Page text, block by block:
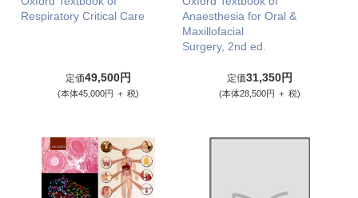
Respiratory Critical Care
定価49,500円
(本体45,000円 ＋ 税)
Anaesthesia for Oral &
Maxillofacial
Surgery, 2nd ed.
定価31,350円
(本体28,500円 ＋ 税)